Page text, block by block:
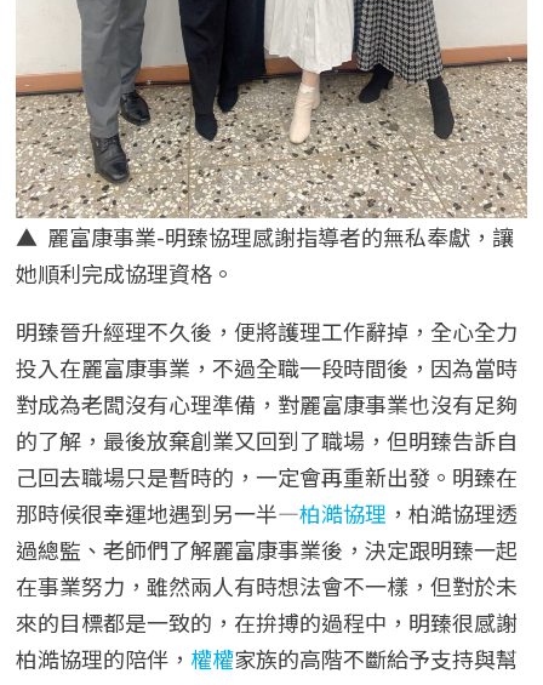
▲ 麗富康事業-明臻協理感謝指導者的無私奉獻，讓
她順利完成協理資格。
明臻晉升經理不久後，便將護理工作辭掉，全心全力
投入在麗富康事業，不過全職一段時間後，因為當時
對成為老闆沒有心理準備，對麗富康事業也沒有足夠
的了解，最後放棄創業又回到了職場，但明臻告訴自
己回去職場只是暫時的，一定會再重新出發。明臻在
那時候很幸運地遇到另一半—柏澔協理 ，柏澔協理透
過總監、老師們了解麗富康事業後，決定跟明臻一起
在事業努力，雖然兩人有時想法會不一樣，但對於未
來的目標都是一致的，在拚搏的過程中，明臻很感謝
柏澔協理的陪伴， 權權家族的高階不斷給予支持與幫